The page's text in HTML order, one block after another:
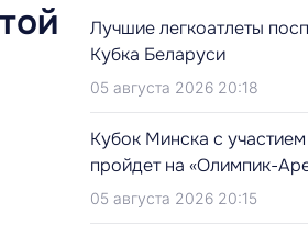
Лучшие легкоатлеты
Кубка Беларуси
05 августа 2026 20:18
Кубок Минска с
пройдет на «Олимпик-
05 августа 2026 20:15